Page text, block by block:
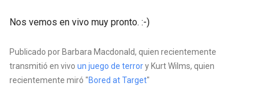
Nos vemos en vivo muy pronto. :-)
Publicado por Barbara Macdonald, quien recientemente
transmitió en vivo un juego de terrory Kurt Wilms, quien
recientemente miró "Bored at Target"